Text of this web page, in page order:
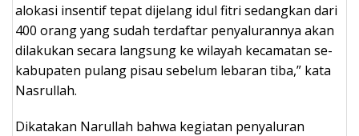
alokasi insentif tepat dijelang idul fitri sedangkan dari
400 orang yang sudah terdaftar penyalurannya akan
dilakukan secara langsung ke wilayah kecamatan se-
kabupaten pulang pisau sebelum lebaran tiba,” kata
Nasrullah.
Dikatakan Narullah bahwa kegiatan penyaluran